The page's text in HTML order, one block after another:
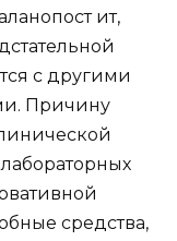
ит,
с другими
Причину
средства,